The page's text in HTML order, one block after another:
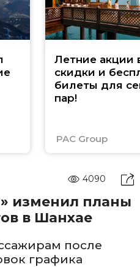
Летние акции
скидки и
билеты для
пар!
PAC Group
4090
изменил планы
в Шанхае
после
графика